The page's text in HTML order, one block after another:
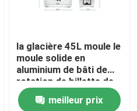
la glacière 45L moule le
moule solide en
aluminium de bâti de
rotation de billette de
commande numérique
par ordinateur
meilleur prix